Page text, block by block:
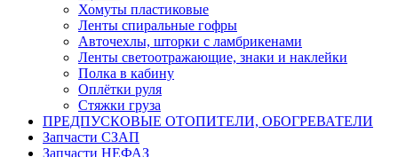
Хомуты пластиковые
Ленты спиральные гофры
Авточехлы, шторки с ламбрикенами
Ленты светоотражающие, знаки и наклейки
Полка в кабину
Оплётки руля
Cтяжки груза
ПРЕДПУСКОВЫЕ ОТОПИТЕЛИ, ОБОГРЕВАТЕЛИ
Запчасти СЗАП
Запчасти НЕФАЗ